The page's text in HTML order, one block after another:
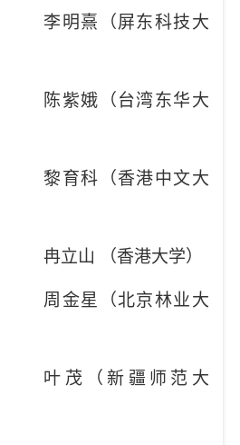
李明熹（屏东科技大
陈紫娥（台湾东华大
黎育科（香港中文大
冉立山 （香港大学）
周金星（北京林业大
叶茂（新疆师范大